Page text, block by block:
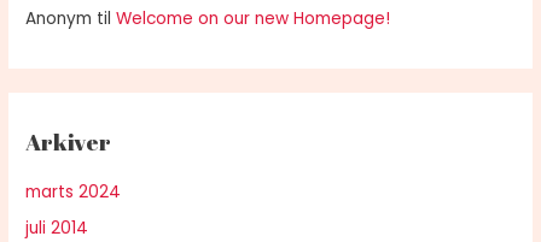
Anonym tilWelcome on our new Homepage!
Arkiver
marts 2024
juli 2014